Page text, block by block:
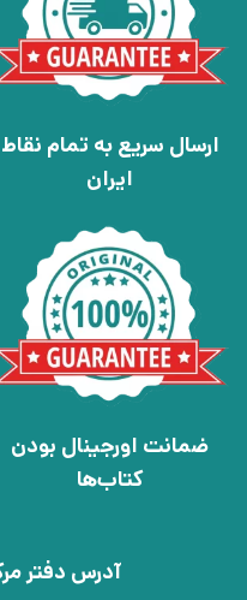
ارسال سریع به تمام نقاط
ایران
ضمانت اورجینال بودن
کتاب‌ها
آدرس دفتر